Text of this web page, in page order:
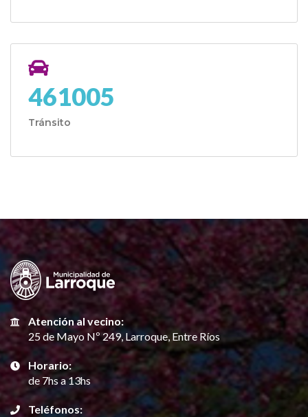
461005
Tránsito
Atención al vecino:
25 de Mayo Nº 249, Larroque, Entre Ríos
Horario:
de 7hs a 13hs
Teléfonos: